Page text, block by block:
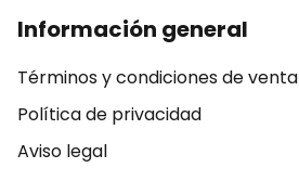
Información general
Términos y condiciones de venta
Política de privacidad
Aviso legal